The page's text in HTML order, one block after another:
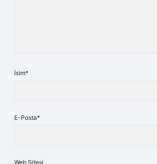
İsim*
E-Posta*
Web Sitesi